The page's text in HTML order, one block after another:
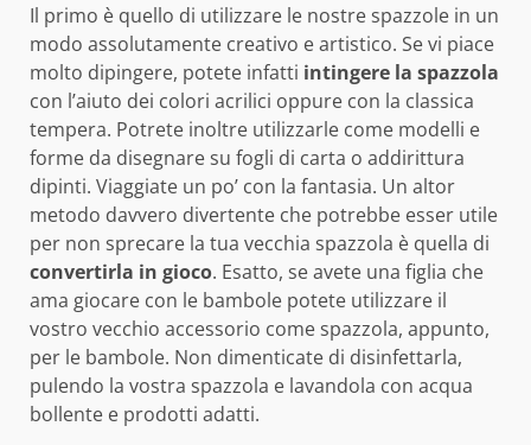
Il primo è quello di utilizzare le nostre spazzole in un
modo assolutamente creativo e artistico. Se vi piace
molto dipingere, potete infatti intingere la spazzola
con l’aiuto dei colori acrilici oppure con la classica
tempera. Potrete inoltre utilizzarle come modelli e
forme da disegnare su fogli di carta o addirittura
dipinti. Viaggiate un po’ con la fantasia. Un altor
metodo davvero divertente che potrebbe esser utile
per non sprecare la tua vecchia spazzola è quella di
convertirla in gioco. Esatto, se avete una figlia che
ama giocare con le bambole potete utilizzare il
vostro vecchio accessorio come spazzola, appunto,
per le bambole. Non dimenticate di disinfettarla,
pulendo la vostra spazzola e lavandola con acqua
bollente e prodotti adatti.